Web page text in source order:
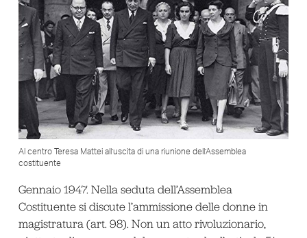
Al centro Teresa Mattei all’uscita di una riunione dell’Assemblea
costituente
Gennaio 1947. Nella seduta dell’Assemblea
Costituente si discute l’ammissione delle donne in
magistratura (art. 98). Non un atto rivoluzionario,